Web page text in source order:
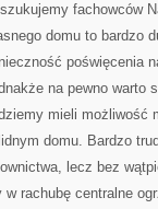
fachowców
domu to bardzo
poświęcenia
na pewno warto
mieli możliwość
domu. Bardzo
lecz bez
rachubę centralne